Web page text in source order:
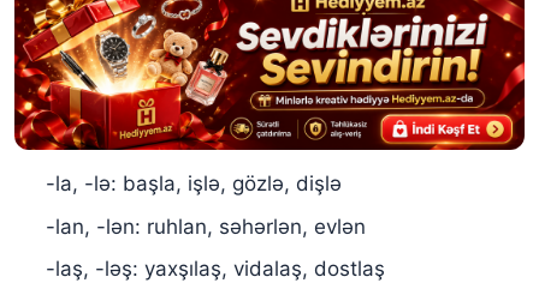
-la, -lə: başla, işlə, gözlə, dişlə
-lan, -lən: ruhlan, səhərlən, evlən
-laş, -ləş: yaxşılaş, vidalaş, dostlaş